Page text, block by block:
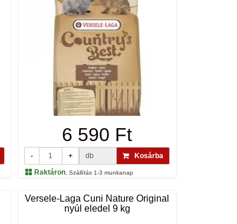
6 590 Ft
- + db
Kosárba
Raktáron, Szállítás 1-3 munkanap
Versele-Laga Cuni Nature Original
nyúl eledel 9 kg